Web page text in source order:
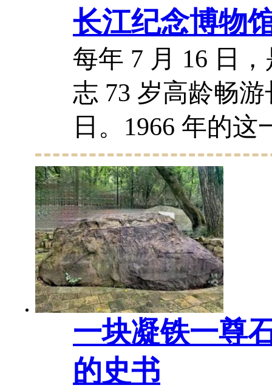
长江纪念博物
每年 7 月 16 日
志 73 岁高龄畅
日。1966 年的这
岁的毛主席劈波
江，历时 65 分
里，从容无畏、
下了传世经典的
一块凝铁一尊
的史书